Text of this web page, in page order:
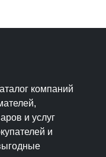
компаний
и услуг
и